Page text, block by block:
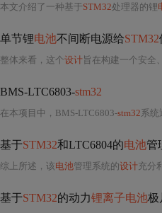
本文介绍了一种基于STM32处理器的锂
单节锂电池不间断电源给STM32
整体来看，这个设计旨在构建一个安全
BMS-LTC6803-stm32
在本项目中，BMS-LTC6803-stm32系统
基于STM32和LTC6804的电池管
综上所述，该电池管理系统的设计充分
基于STM32的动力锂离子电池极